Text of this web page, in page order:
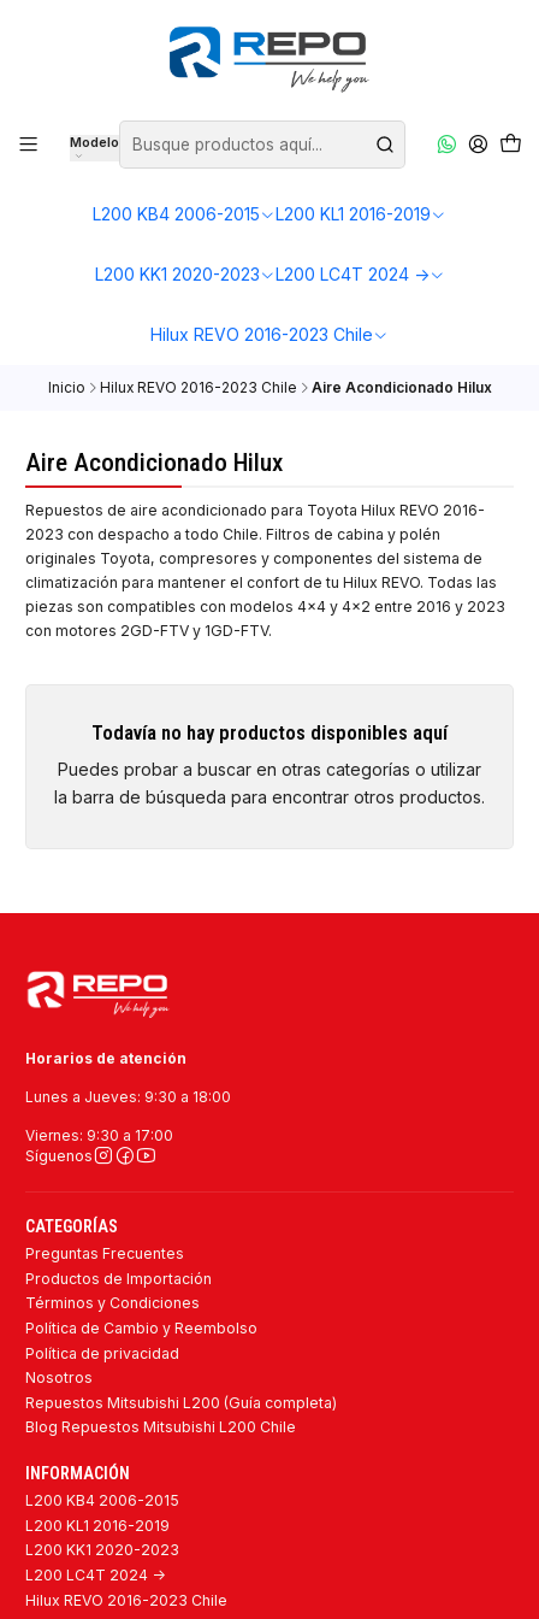
Modelo
L200 KB4 2006-2015 L200 KL1 2016-2019
L200 KK1 2020-2023 L200 LC4T 2024 ->
Hilux REVO 2016-2023 Chile
Inicio Hilux REVO 2016-2023 Chile Aire Acondicionado Hilux
Aire Acondicionado Hilux
Repuestos de aire acondicionado para Toyota Hilux REVO 2016-
2023 con despacho a todo Chile. Filtros de cabina y polén
originales Toyota, compresores y componentes del sistema de
climatización para mantener el confort de tu Hilux REVO. Todas las
piezas son compatibles con modelos 4x4 y 4x2 entre 2016 y 2023
con motores 2GD-FTV y 1GD-FTV.
Todavía no hay productos disponibles aquí
Puedes probar a buscar en otras categorías o utilizar
la barra de búsqueda para encontrar otros productos.
Horarios de atención
Lunes a Jueves: 9:30 a 18:00
Viernes: 9:30 a 17:00
Síguenos
CATEGORÍAS
Preguntas Frecuentes
Productos de Importación
Términos y Condiciones
Política de Cambio y Reembolso
Política de privacidad
Nosotros
Repuestos Mitsubishi L200 (Guía completa)
Blog Repuestos Mitsubishi L200 Chile
INFORMACIÓN
L200 KB4 2006-2015
L200 KL1 2016-2019
L200 KK1 2020-2023
L200 LC4T 2024 ->
Hilux REVO 2016-2023 Chile